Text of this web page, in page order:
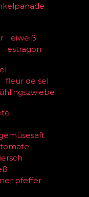
eiweiß
estragon
fleur de sel
pfeffer